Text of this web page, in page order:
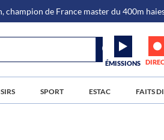
champion de France master du 400m
ÉMISSIONS
SPORT ESTAC FAITS